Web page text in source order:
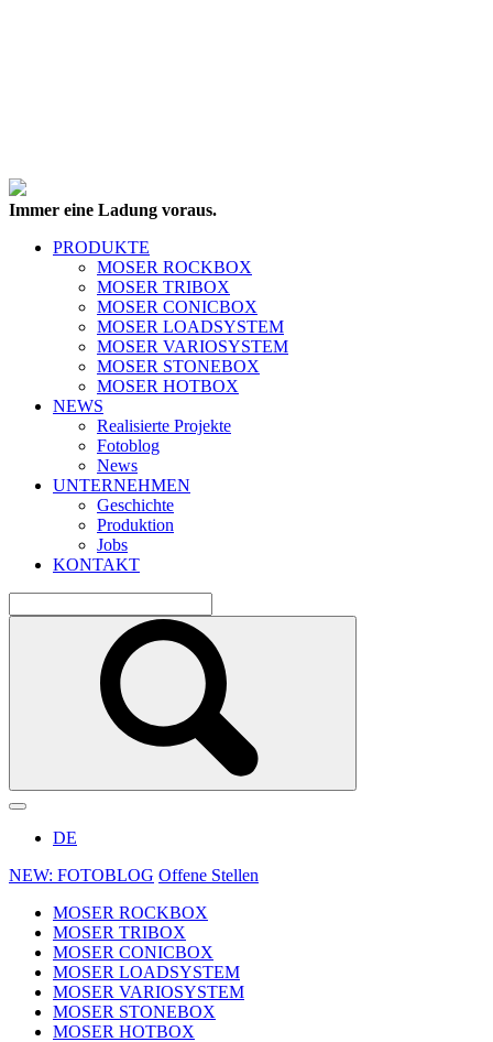
Immer eine Ladung voraus.
PRODUKTE
MOSER ROCKBOX
MOSER TRIBOX
MOSER CONICBOX
MOSER LOADSYSTEM
MOSER VARIOSYSTEM
MOSER STONEBOX
MOSER HOTBOX
NEWS
Realisierte Projekte
Fotoblog
News
UNTERNEHMEN
Geschichte
Produktion
Jobs
KONTAKT
DE
NEW: FOTOBLOG Offene Stellen
MOSER ROCKBOX
MOSER TRIBOX
MOSER CONICBOX
MOSER LOADSYSTEM
MOSER VARIOSYSTEM
MOSER STONEBOX
MOSER HOTBOX